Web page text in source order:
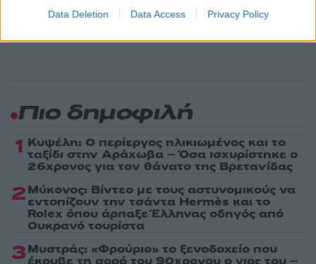
Data Deletion Data Access Privacy Policy
ενημερωθείτε πρώτοι για όλη την ειδησεογραφία και τα
τελευταία νέατης ημέρας
Πιο δημοφιλή
1 Κυψέλη: Ο περίεργος ηλικιωμένος και το
ταξίδι στην Αράχωβα – Όσα ισχυρίστηκε ο
26χρονος για τον θάνατο της Βρετανίδας
2Μύκονος: Βίντεο με τους αστυνομικούς να
εντοπίζουν την τσάντα Hermès και το
Rolex όπου άρπαξε Έλληνας οδηγός από
Ουκρανό τουρίστα
3Μυστράς: «Φρούριο» το ξενοδοχείο που